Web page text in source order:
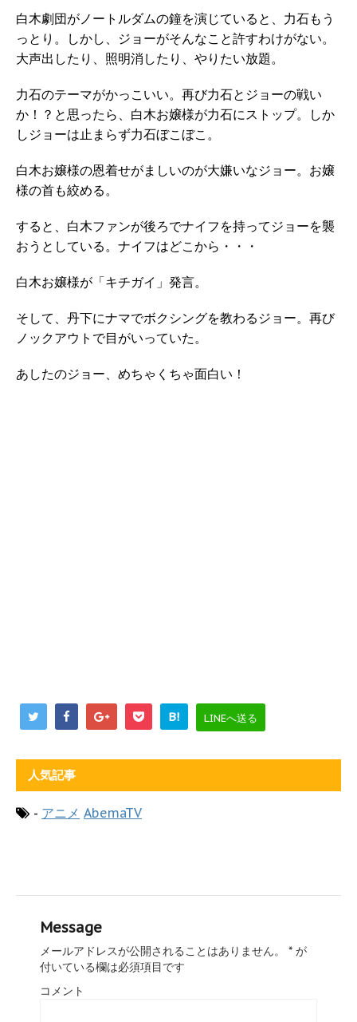
白木劇団がノートルダムの鐘を演じていると、力石もう
っとり。しかし、ジョーがそんなこと許すわけがない。
大声出したり、照明消したり、やりたい放題。
力石のテーマがかっこいい。再び力石とジョーの戦い
か！？と思ったら、白木お嬢様が力石にストップ。しか
しジョーは止まらず力石ぼこぼこ。
白木お嬢様の恩着せがましいのが大嫌いなジョー。お嬢
様の首も絞める。
すると、白木ファンが後ろでナイフを持ってジョーを襲
おうとしている。ナイフはどこから・・・
白木お嬢様が「キチガイ」発言。
そして、丹下にナマでボクシングを教わるジョー。再び
ノックアウトで目がいっていた。
あしたのジョー、めちゃくちゃ面白い！
B! LINEへ送る
人気記事
- アニメ AbemaTV
Message
メールアドレスが公開されることはありません。 * が
付いている欄は必須項目です
コメント